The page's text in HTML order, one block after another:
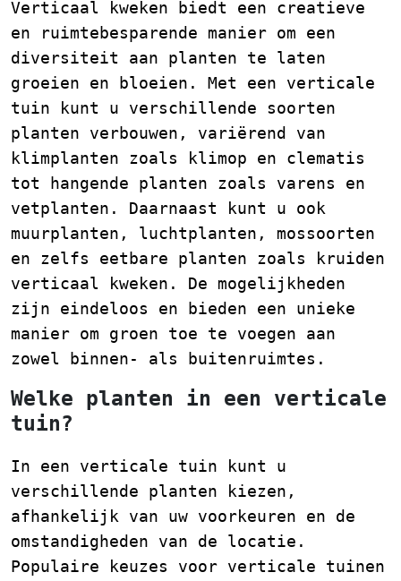
Verticaal kweken biedt een creatieve
en ruimtebesparende manier om een
diversiteit aan planten te laten
groeien en bloeien. Met een verticale
tuin kunt u verschillende soorten
planten verbouwen, variërend van
klimplanten zoals klimop en clematis
tot hangende planten zoals varens en
vetplanten. Daarnaast kunt u ook
muurplanten, luchtplanten, mossoorten
en zelfs eetbare planten zoals kruiden
verticaal kweken. De mogelijkheden
zijn eindeloos en bieden een unieke
manier om groen toe te voegen aan
zowel binnen- als buitenruimtes.
Welke planten in een verticale
tuin?
In een verticale tuin kunt u
verschillende planten kiezen,
afhankelijk van uw voorkeuren en de
omstandigheden van de locatie.
Populaire keuzes voor verticale tuinen